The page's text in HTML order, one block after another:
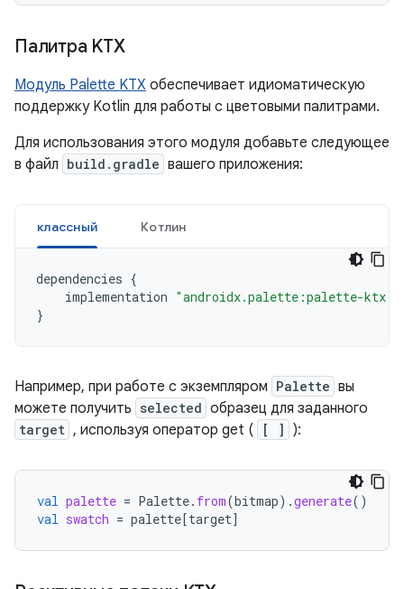
Палитра KTX
Модуль Palette KTX обеспечивает идиоматическую
поддержку Kotlin для работы с цветовыми палитрами.
Для использования этого модуля добавьте следующее
в файл build.gradle вашего приложения:
классный Котлин
dependencies {
implementation "androidx.palette:palette-
}
Например, при работе с экземпляром Palette вы
можете получить selected образец для заданного
target , используя оператор get ( [ ] ):
val palette = Palette. from(bitmap).generate()
val swatch = palette[target]